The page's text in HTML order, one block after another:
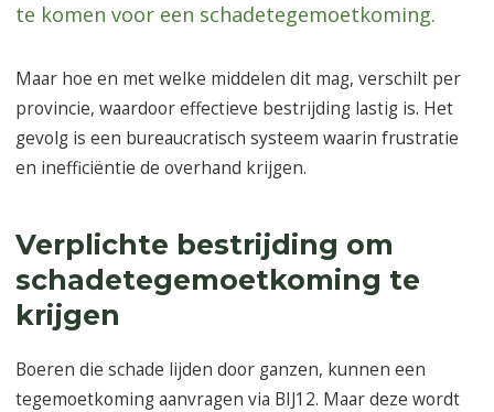
te komen voor een schadetegemoetkoming.
Maar hoe en met welke middelen dit mag, verschilt per
provincie, waardoor effectieve bestrijding lastig is. Het
gevolg is een bureaucratisch systeem waarin frustratie
en inefficiëntie de overhand krijgen.
Verplichte bestrijding om
schadetegemoetkoming te
krijgen
Boeren die schade lijden door ganzen, kunnen een
tegemoetkoming aanvragen via BIJ12. Maar deze wordt